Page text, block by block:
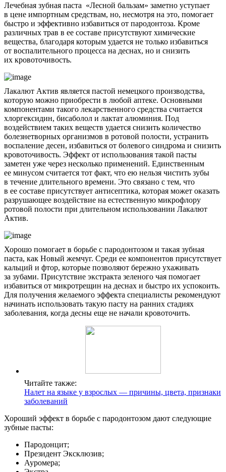
Лечебная зубная паста «Лесной бальзам» заметно уступает
в цене импортным средствам, но, несмотря на это, помогает
быстро и эффективно избавиться от пародонтоза. Кроме
различных трав в ее составе присутствуют химические
вещества, благодаря которым удается не только избавиться
от воспалительного процесса на деснах, но и снизить
их кровоточивость.
Лакалют Актив является пастой немецкого производства,
которую можно приобрести в любой аптеке. Основными
компонентами такого лекарственного средства считается
хлоргексидин, бисаболол и лактат алюминия. Под
воздействием таких веществ удается снизить количество
болезнетворных организмов в ротовой полости, устранить
воспаление десен, избавиться от болевого синдрома и снизить
кровоточивость. Эффект от использования такой пасты
заметен уже через несколько применений. Единственным
ее минусом считается тот факт, что ею нельзя чистить зубы
в течение длительного времени. Это связано с тем, что
в ее составе присутствует антисептика, которая может оказать
разрушающее воздействие на естественную микрофлору
ротовой полости при длительном использовании Лакалют
Актив.
Хорошо помогает в борьбе с пародонтозом и такая зубная
паста, как Новый жемчуг. Среди ее компонентов присутствует
кальций и фтор, которые позволяют бережно ухаживать
за зубами. Присутствие экстракта зеленого чая помогает
избавиться от микротрещин на деснах и быстро их успокоить.
Для получения желаемого эффекта специалисты рекомендуют
начинать использовать такую пасту на ранних стадиях
заболевания, когда десны еще не начали кровоточить.
Читайте также:
Налет на языке у взрослых — причины, цвета, признаки
заболеваний
Хороший эффект в борьбе с пародонтозом дают следующие
зубные пасты:
Пародонцит;
Президент Эксклюзив;
Ауромера;